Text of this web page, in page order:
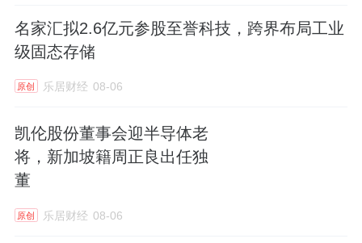
名家汇拟2.6亿元参股至誉科技，跨界布局工业
级固态存储
原创 乐居财经 08-06
凯伦股份董事会迎半导体老
将，新加坡籍周正良出任独
董
原创 乐居财经 08-06